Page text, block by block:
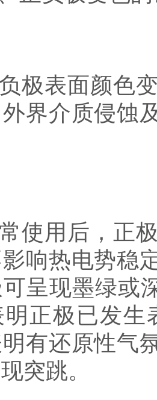
表面颜色变
界介质侵蚀
用后，正极
响热电势稳
呈现墨绿或
正极已发生
有还原性气
突跳。